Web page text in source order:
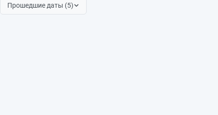
Прошедшие даты (5)